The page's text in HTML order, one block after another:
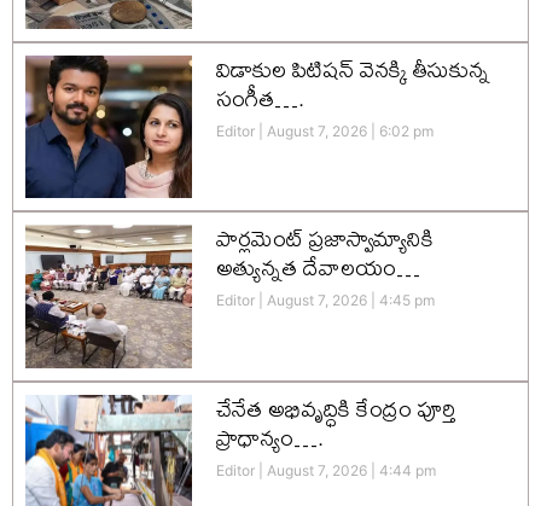
విడాకుల పిటిషన్ వెనక్కి తీసుకున్న
సంగీత….
Editor August 7, 2026 6:02 pm
పార్లమెంట్ ప్రజాస్వామ్యానికి
అత్యున్నత దేవాలయం…
Editor August 7, 2026 4:45 pm
చేనేత అభివృద్ధికి కేంద్రం పూర్తి
ప్రాధాన్యం….
Editor August 7, 2026 4:44 pm